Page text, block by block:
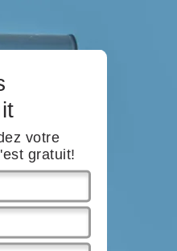
votre
gratuit!